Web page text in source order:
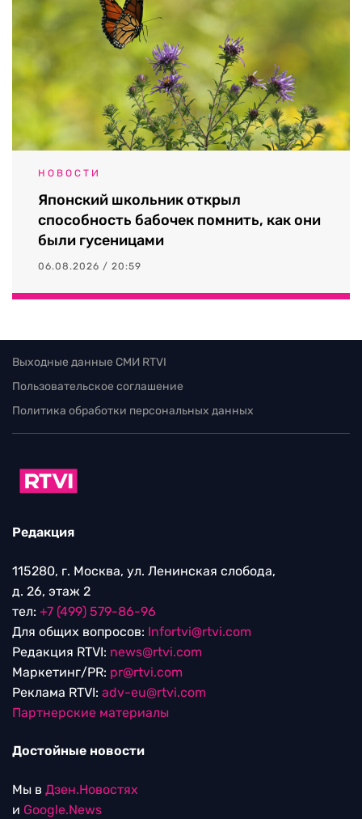
НОВОСТИ
Японский школьник открыл
способность бабочек помнить, как они
были гусеницами
06.08.2026 / 20:59
Выходные данные СМИ RTVI
Пользовательское соглашение
Политика обработки персональных данных
Редакция
115280, г. Москва, ул. Ленинская слобода,
д. 26, этаж 2
тел: +7 (499) 579-86-96
Для общих вопросов: Infortvi@rtvi.com
Редакция RTVI: news@rtvi.com
Маркетинг/PR: pr@rtvi.com
Реклама RTVI: adv-eu@rtvi.com
Партнерские материалы
Достойные новости
Мы в Дзен.Новостях
и Google.News